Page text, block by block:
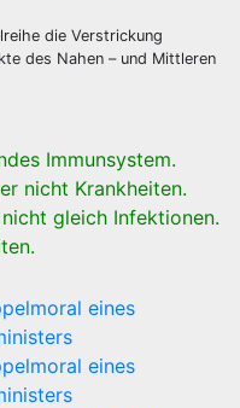
die Verstrickung
des Nahen – und Mittleren
Immunsystem.
nicht Krankheiten.
gleich Infektionen.
eines
eines